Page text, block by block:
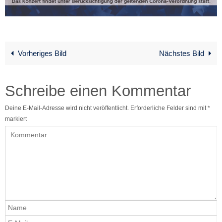
Vorheriges Bild Nächstes Bild
Schreibe einen Kommentar
Deine E-Mail-Adresse wird nicht veröffentlicht. Erforderliche Felder sind mit*
markiert